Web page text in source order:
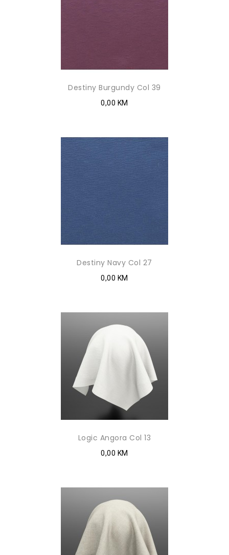
Destiny Burgundy Col 39
0,00 KM
Destiny Navy Col 27
0,00 KM
Logic Angora Col 13
0,00 KM